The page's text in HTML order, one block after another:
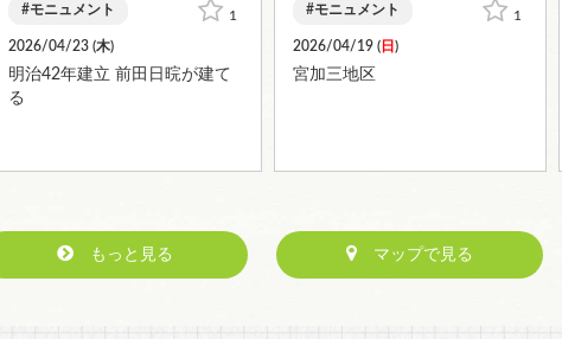
1
モニュメント
2026/04/23 (木)
明治42年建立 前田日晥が建て
る
1
モニュメント
2026/04/19 ( 日 )
宮加三地区
もっと見る マップで見る